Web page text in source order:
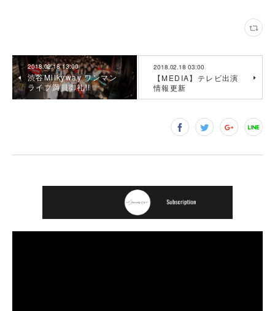
2018.02.18 13:00
渋谷Milkyway ワンマン
ライブ満員御礼!!
2018.02.18 03:00
【MEDIA】テレビ出演
情報更新